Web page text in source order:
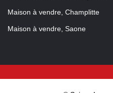
Maison à vendre, Champlitte
Maison à vendre, Saone